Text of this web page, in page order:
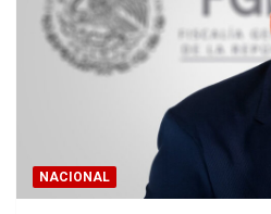
NACIONAL